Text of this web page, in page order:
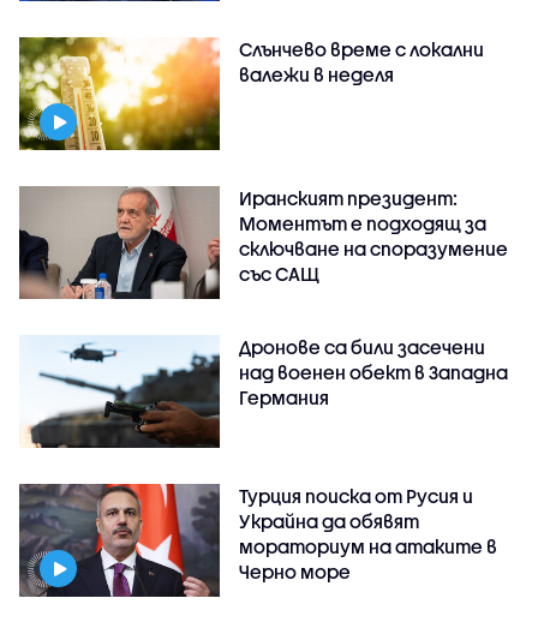
Слънчево време с локални
валежи в неделя
Иранският президент:
Моментът е подходящ за
сключване на споразумение
със САЩ
Дронове са били засечени
над военен обект в Западна
Германия
Турция поиска от Русия и
Украйна да обявят
мораториум на атаките в
Черно море